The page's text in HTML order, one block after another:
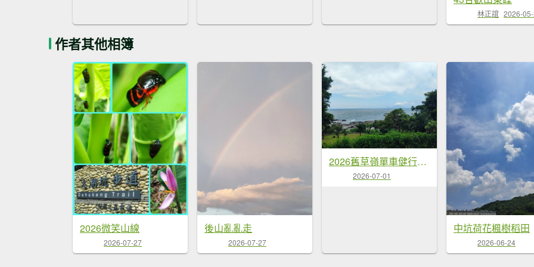
林正誼 2026-
作者其他相簿
2026微笑山線
2026-07-27
後山亂亂走
2026-07-27
2026舊草嶺單車健行加強版
2026-07-01
中坑荷花楓樹稻田
2026-06-24